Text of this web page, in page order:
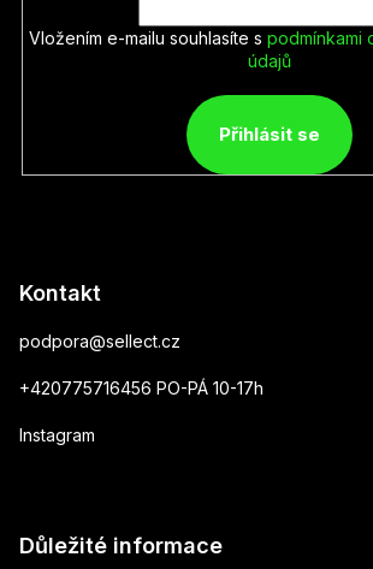
Vložením e-mailu souhlasíte s podmínkami
údajů
Přihlásit se
Kontakt
podpora@sellect.cz
+420775716456 PO-PÁ 10-17h
Instagram
Důležité informace